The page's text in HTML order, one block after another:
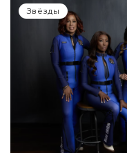
Звёзды